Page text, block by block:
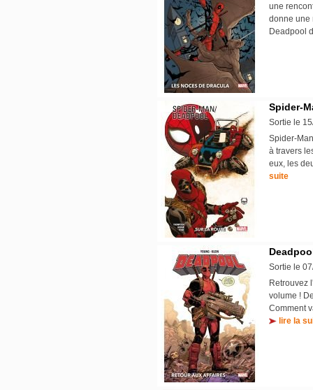
une
donne une
Deadpool
Spider-
Sortie le
Spider-
à travers
eux, les
suite
Sortie le
Retrouvez
volume !
Comment
lire la